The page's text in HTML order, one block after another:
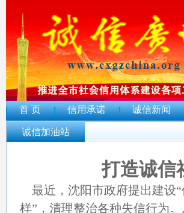
首 页 信用承诺 诚信新闻
诚信加油站
打造诚信
最近，沈阳市政府提出建设“
样”，清理整治各种失信行为